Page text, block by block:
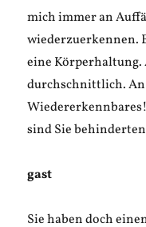
mich immer an
wiederzuerkennen.
eine Körperhaltung.
durchschnittlich.
sind Sie
gast
Sie haben doch